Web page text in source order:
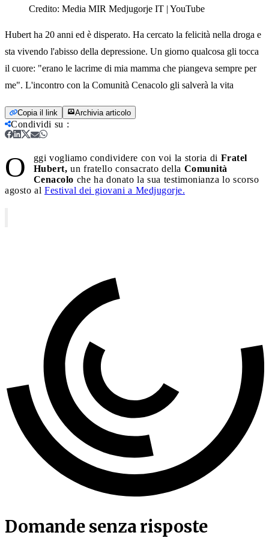
Credito: Media MIR Medjugorje IT | YouTube
Hubert ha 20 anni ed è disperato. Ha cercato la felicità nella droga e
sta vivendo l'abisso della depressione. Un giorno qualcosa gli tocca
il cuore: "erano le lacrime di mia mamma che piangeva sempre per
me". L'incontro con la Comunità Cenacolo gli salverà la vita
Copia il link Archivia articolo
Condividi su :
O ggi vogliamo condividere con voi la storia di Fratel
Hubert, un fratello consacrato della Comunità
Cenacolo che ha donato la sua testimonianza lo scorso
agosto al Festival dei giovani a Medjugorje.
Domande senza risposte